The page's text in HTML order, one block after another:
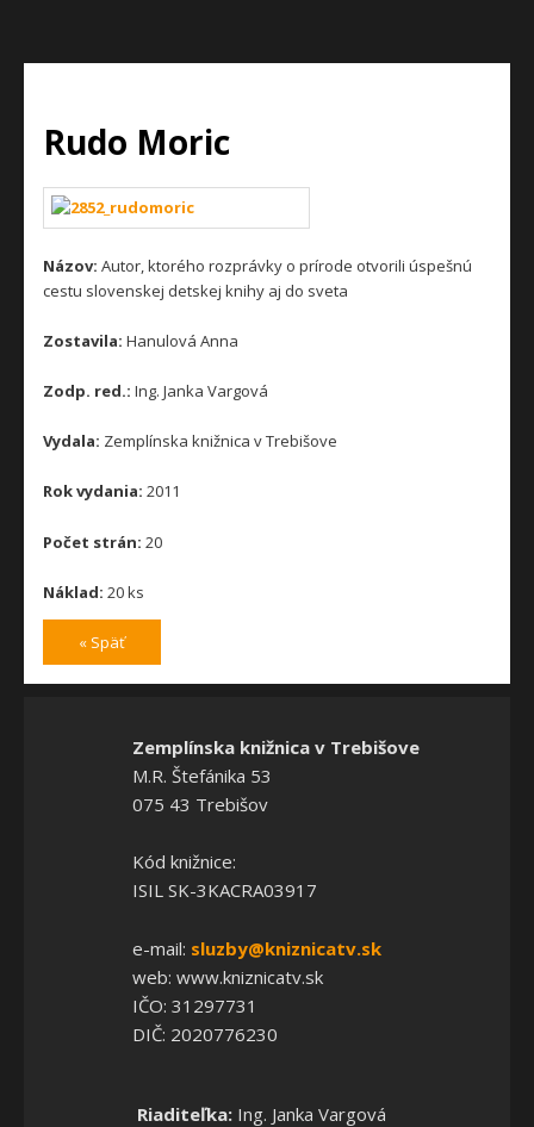
Rudo Moric
Názov: Autor, ktorého rozprávky o prírode otvorili úspešnú
cestu slovenskej detskej knihy aj do sveta
Zostavila: Hanulová Anna
Zodp. red.: Ing. Janka Vargová
Vydala: Zemplínska knižnica v Trebišove
Rok vydania: 2011
Počet strán: 20
Náklad: 20 ks
« Späť
Zemplínska knižnica v Trebišove
M.R. Štefánika 53
075 43 Trebišov
Kód knižnice:
ISIL SK-3KACRA03917
e-mail: sluzby@kniznicatv.sk
web: www.kniznicatv.sk
IČO: 31297731
DIČ: 2020776230
Riaditeľka:Ing. Janka Vargová